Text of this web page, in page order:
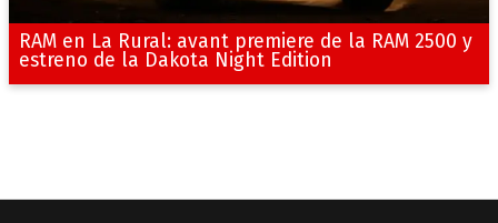
RAM en La Rural: avant premiere de la RAM 2500 y
estreno de la Dakota Night Edition